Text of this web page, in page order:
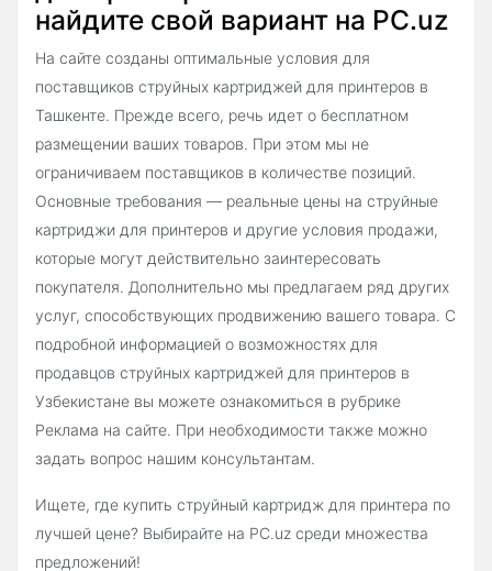
найдите свой вариант на PC.uz
На сайте созданы оптимальные условия для
поставщиков струйных картриджей для принтеров в
Ташкенте. Прежде всего, речь идет о бесплатном
размещении ваших товаров. При этом мы не
ограничиваем поставщиков в количестве позиций.
Основные требования — реальные цены на струйные
картриджи для принтеров и другие условия продажи,
которые могут действительно заинтересовать
покупателя. Дополнительно мы предлагаем ряд других
услуг, способствующих продвижению вашего товара. С
подробной информацией о возможностях для
продавцов струйных картриджей для принтеров в
Узбекистане вы можете ознакомиться в рубрике
Реклама на сайте. При необходимости также можно
задать вопрос нашим консультантам.
Ищете, где купить струйный картридж для принтера по
лучшей цене? Выбирайте на PC.uz среди множества
предложений!